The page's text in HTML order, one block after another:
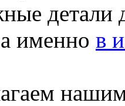
детали
именно в